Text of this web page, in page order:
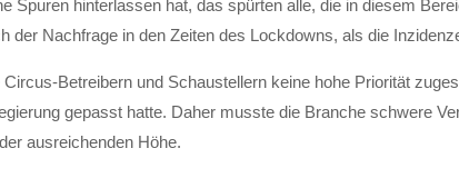
Spuren hinterlassen hat, das spürten alle, die in diesem
der Nachfrage in den Zeiten des Lockdowns, als die
Circus-Betreibern und Schaustellern keine hohe Priorität
gepasst hatte. Daher musste die Branche schwere
ausreichenden Höhe.